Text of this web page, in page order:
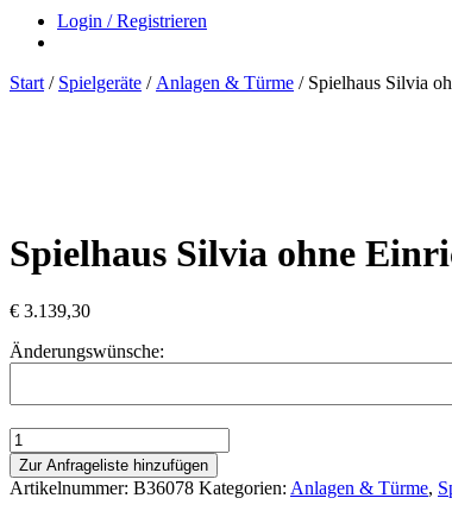
Login / Registrieren
Start / Spielgeräte / Anlagen & Türme / Spielhaus Silvia
Spielhaus Silvia ohne
€ 3.139,30
Änderungswünsche:
Spielhaus
Silvia
ohne
Einrichtung,
Zur Anfrageliste hinzufügen
Artikelnummer: B36078 Kategorien: Anlagen & Türme,